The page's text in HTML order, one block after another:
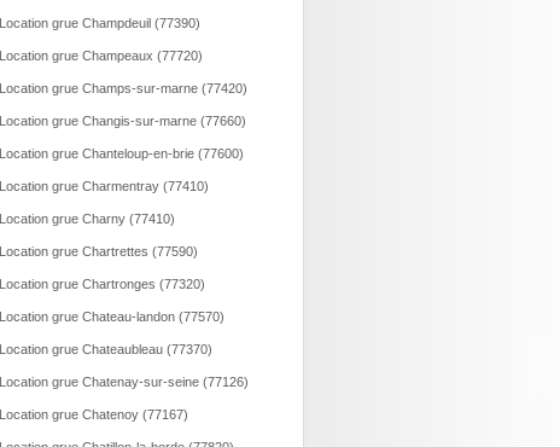
Location grue Champdeuil (77390)
Location grue Champeaux (77720)
Location grue Champs-sur-marne (77420)
Location grue Changis-sur-marne (77660)
Location grue Chanteloup-en-brie (77600)
Location grue Charmentray (77410)
Location grue Charny (77410)
Location grue Chartrettes (77590)
Location grue Chartronges (77320)
Location grue Chateau-landon (77570)
Location grue Chateaubleau (77370)
Location grue Chatenay-sur-seine (77126)
Location grue Chatenoy (77167)